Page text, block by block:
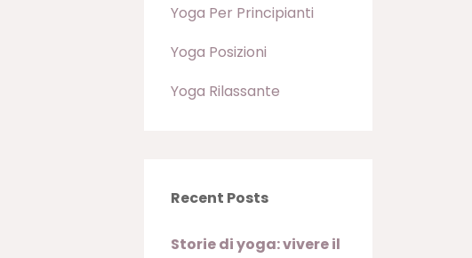
Yoga Per Principianti
Yoga Posizioni
Yoga Rilassante
Recent Posts
Storie di yoga: vivere il